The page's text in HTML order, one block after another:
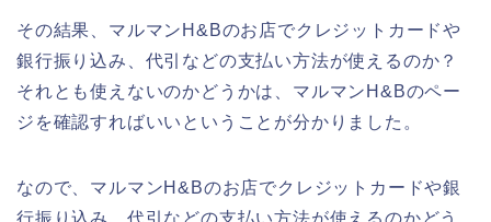
その結果、マルマンH&Bのお店でクレジットカードや
銀行振り込み、代引などの支払い方法が使えるのか？
それとも使えないのかどうかは、マルマンH&Bのペー
ジを確認すればいいということが分かりました。
なので、マルマンH&Bのお店でクレジットカードや銀